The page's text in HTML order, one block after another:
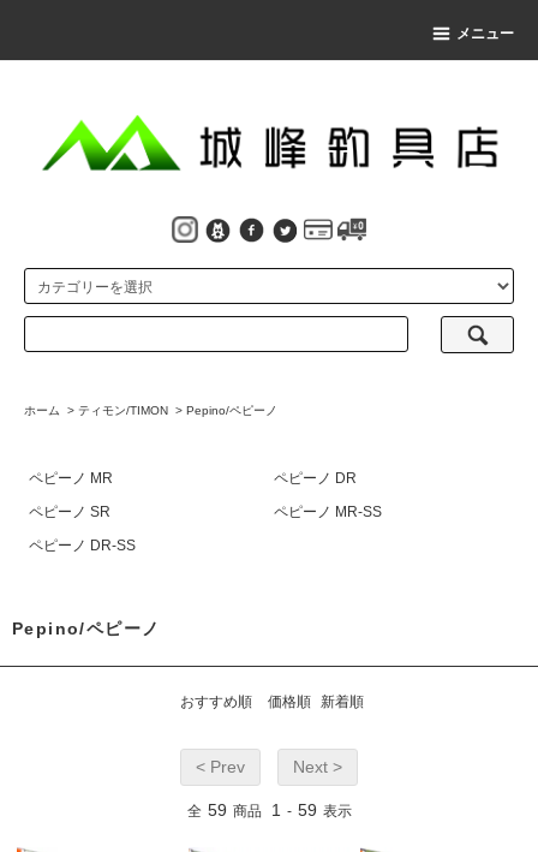
メニュー
ホーム > ティモン/TIMON > Pepino/ペピーノ
ペピーノ MR
ペピーノ DR
ペピーノ SR
ペピーノ MR-SS
ペピーノ DR-SS
Pepino/ペピーノ
おすすめ順 価格順 新着順
< Prev Next >
全 59 商品 1 - 59 表示